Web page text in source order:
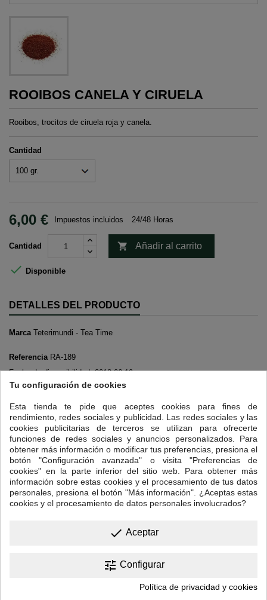
ROOIBOS CANELA Y CIRUELA
Rooibos, trocitos de ciruela roja y canela.
Cantidad
6,00 € Impuestos incluidos 24/48 Horas
Cantidad  Añadir al carrito
 Disponible
DETALLES DEL PRODUCTO
Marca Teterimundi - Tea Time
Referencia RA-189
Fecha de disponibilidad: 2018-06-19
16 OTROS PRODUCTOS EN LA MISMA CATEGORÍA:
>
<
Tu configuración de cookies
Esta tienda te pide que aceptes cookies para fines de
rendimiento, redes sociales y publicidad. Las redes sociales y las
cookies publicitarias de terceros se utilizan para ofrecerte
funciones de redes sociales y anuncios personalizados. Para
obtener más información o modificar tus preferencias, presiona el
botón "Configuración avanzada" o visita "Preferencias de
cookies" en la parte inferior del sitio web. Para obtener más
información sobre estas cookies y el procesamiento de tus datos
personales, presiona el botón "Más información". ¿Aceptas estas
cookies y el procesamiento de datos personales involucrados?
done Aceptar
tune Configurar
Política de privacidad y cookies